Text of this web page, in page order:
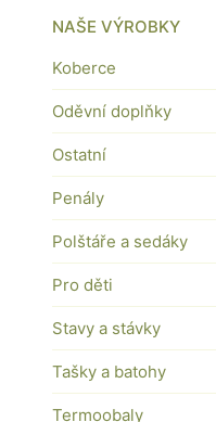
NAŠE VÝROBKY
Koberce
Oděvní doplňky
Ostatní
Penály
Polštáře a sedáky
Pro děti
Stavy a stávky
Tašky a batohy
Termoobaly